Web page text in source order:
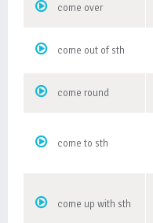
come over
come out of sth
come round
come to sth
come up with sth